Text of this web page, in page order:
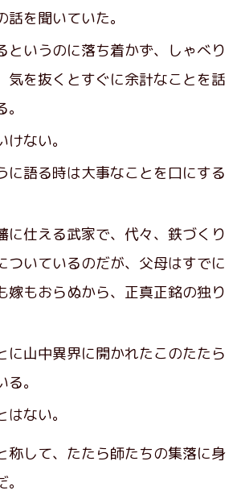
を聞いていた。
いうのに落ち着かず、しゃべり
気を抜くとすぐに余計なことを話
ない。
に語る時は大事なことを口にする
仕える武家で、代々、鉄づくり
ついているのだが、父母はすでに
嫁もおらぬから、正真正銘の独り
山中異界に開かれたこのたたら
。
ない。
称して、たたら師たちの集落に身